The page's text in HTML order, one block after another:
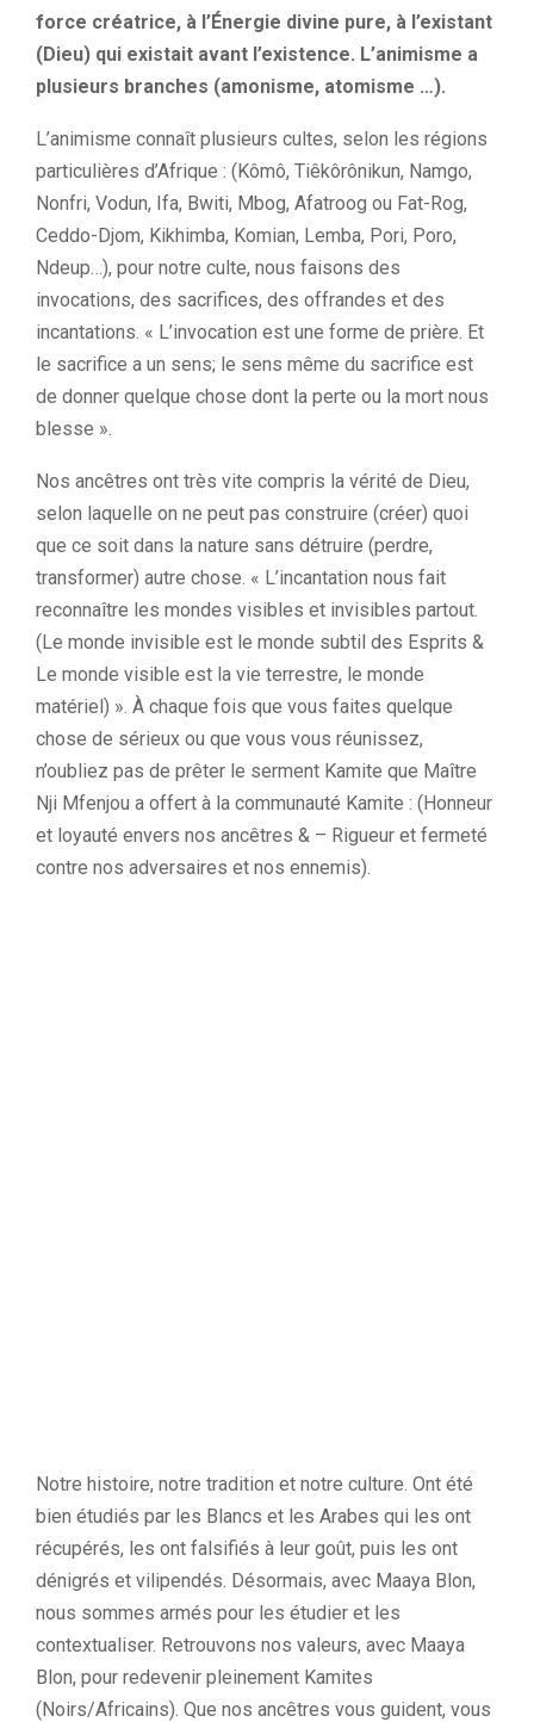
force créatrice, à l’Énergie divine pure, à l’existant
(Dieu) qui existait avant l’existence. L’animisme a
plusieurs branches (amonisme, atomisme …).
L’animisme connaît plusieurs cultes, selon les régions
particulières d’Afrique : (Kômô, Tiêkôrônikun, Namgo,
Nonfri, Vodun, Ifa, Bwiti, Mbog, Afatroog ou Fat-Rog,
Ceddo-Djom, Kikhimba, Komian, Lemba, Pori, Poro,
Ndeup…), pour notre culte, nous faisons des
invocations, des sacrifices, des offrandes et des
incantations. « L’invocation est une forme de prière. Et
le sacrifice a un sens; le sens même du sacrifice est
de donner quelque chose dont la perte ou la mort nous
blesse ».
Nos ancêtres ont très vite compris la vérité de Dieu,
selon laquelle on ne peut pas construire (créer) quoi
que ce soit dans la nature sans détruire (perdre,
transformer) autre chose. « L’incantation nous fait
reconnaître les mondes visibles et invisibles partout.
(Le monde invisible est le monde subtil des Esprits &
Le monde visible est la vie terrestre, le monde
matériel) ». À chaque fois que vous faites quelque
chose de sérieux ou que vous vous réunissez,
n’oubliez pas de prêter le serment Kamite que Maître
Nji Mfenjou a offert à la communauté Kamite : (Honneur
et loyauté envers nos ancêtres & – Rigueur et fermeté
contre nos adversaires et nos ennemis).
Notre histoire, notre tradition et notre culture. Ont été
bien étudiés par les Blancs et les Arabes qui les ont
récupérés, les ont falsifiés à leur goût, puis les ont
dénigrés et vilipendés. Désormais, avec Maaya Blon,
nous sommes armés pour les étudier et les
contextualiser. Retrouvons nos valeurs, avec Maaya
Blon, pour redevenir pleinement Kamites
(Noirs/Africains). Que nos ancêtres vous guident, vous